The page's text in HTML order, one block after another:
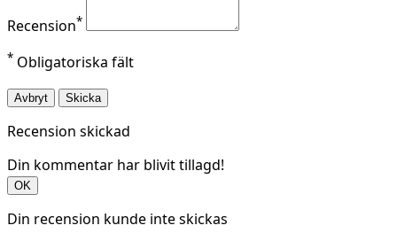
Recension*
* Obligatoriska fält
Avbryt Skicka
Recension skickad
Din kommentar har blivit tillagd!
OK
Din recension kunde inte skickas